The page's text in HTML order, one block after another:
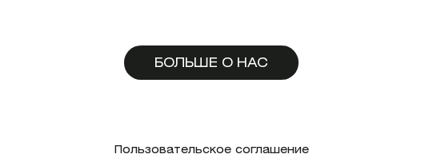
БОЛЬШЕ О НАС
Пользовательское соглашение